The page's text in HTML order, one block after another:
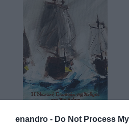
enandro - Do Not Process